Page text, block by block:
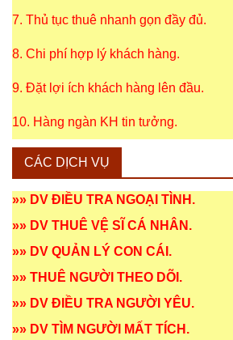
7. Thủ tục thuê nhanh gọn đầy đủ.
8. Chi phí hợp lý khách hàng.
9. Đặt lợi ích khách hàng lên đầu.
10. Hàng ngàn KH tin tưởng.
CÁC DỊCH VỤ
»» DV ĐIỀU TRA NGOẠI TÌNH .
»» DV THUÊ VỆ SĨ CÁ NHÂN .
»» DV QUẢN LÝ CON CÁI .
»» THUÊ NGƯỜI THEO DÕI .
»» DV ĐIỀU TRA NGƯỜI YÊU.
»» DV TÌM NGƯỜI MẤT TÍCH .